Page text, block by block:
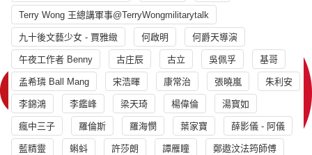
Terry Wong 王總講軍事@TerryWongmilitarytalk
九十後文藝少女 - 賈雅緻 何啟明 何爵天導演
午夜工作者 Benny 古庄辰 古立 吳佩孚 基哥
孟希璘 Ball Mang 宋浩暉 康常治 張曉嵐 朱利安
李錦鴻 李鑑峰 梁天琦 楊偉倫 湯寳如
瘋中三子 羅倫斯 羅海憫 葉家寶 薛影儀 - 阿儀
藍精靈 蝌蚪 許莎朗 譚雁瞳 鄭遨汶法筠師傅